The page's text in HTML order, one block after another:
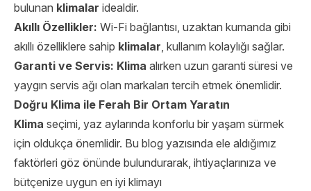
bulunan klimalar idealdir.
Akıllı Özellikler: Wi-Fi bağlantısı, uzaktan kumanda gibi
akıllı özelliklere sahip klimalar, kullanım kolaylığı sağlar.
Garanti ve Servis: Klima alırken uzun garanti süresi ve
yaygın servis ağı olan markaları tercih etmek önemlidir.
Doğru Klima ile Ferah Bir Ortam Yaratın
Klima seçimi, yaz aylarında konforlu bir yaşam sürmek
için oldukça önemlidir. Bu blog yazısında ele aldığımız
faktörleri göz önünde bulundurarak, ihtiyaçlarınıza ve
bütçenize uygun en iyi klimayı